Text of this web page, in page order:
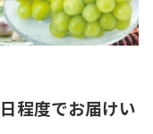
程度でお届けい